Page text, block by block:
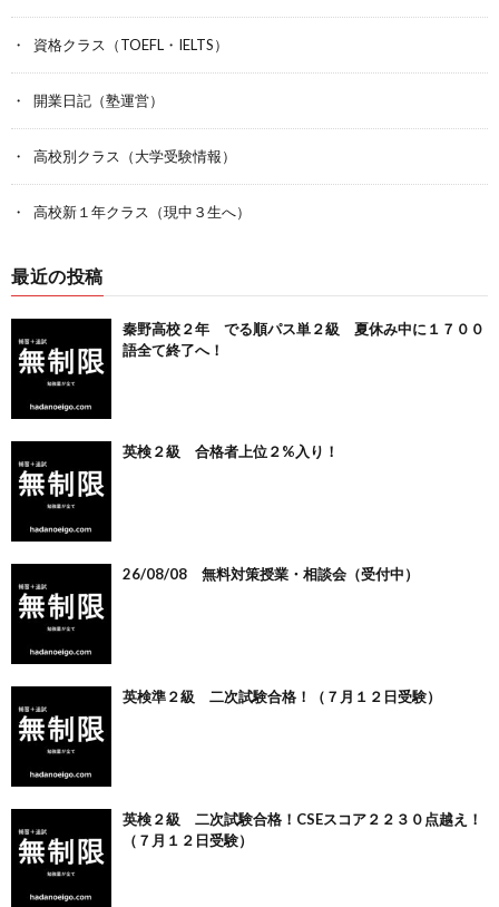
資格クラス（TOEFL・IELTS）
開業日記（塾運営）
高校別クラス（大学受験情報）
高校新１年クラス（現中３生へ）
最近の投稿
秦野高校２年 でる順パス単２級 夏休み中に１７００
語全て終了へ！
英検２級 合格者上位２%入り！
26/08/08 無料対策授業・相談会（受付中）
英検準２級 二次試験合格！（７月１２日受験）
英検２級 二次試験合格！CSEスコア２２３０点越え！
（７月１２日受験）